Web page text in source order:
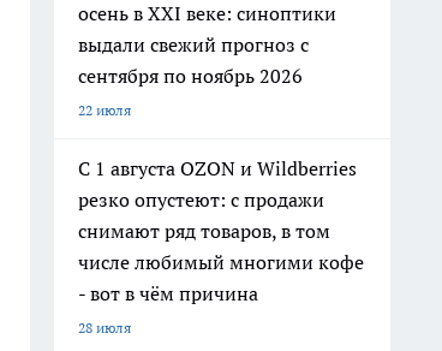
осень в XXI веке: синоптики
выдали свежий прогноз с
сентября по ноябрь 2026
22 июля
С 1 августа OZON и Wildberries
резко опустеют: с продажи
снимают ряд товаров, в том
числе любимый многими кофе
- вот в чём причина
28 июля